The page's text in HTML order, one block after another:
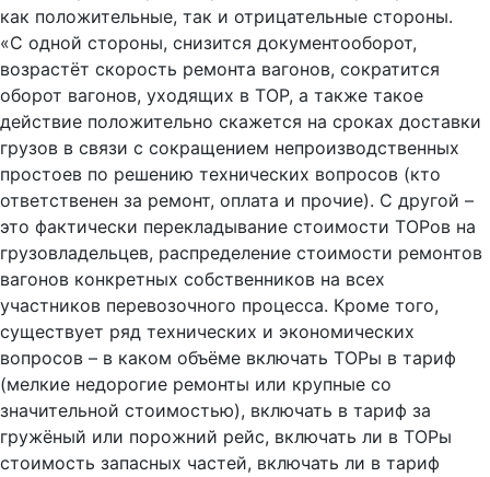
как положительные, так и отрицательные стороны.
«С одной стороны, снизится документооборот,
возрастёт скорость ремонта вагонов, сократится
оборот вагонов, уходящих в ТОР, а также такое
действие положительно скажется на сроках доставки
грузов в связи с сокращением непроизводственных
простоев по решению технических вопросов (кто
ответственен за ремонт, оплата и прочие). С другой –
это фактически перекладывание стоимости ТОРов на
грузовладельцев, распределение стоимости ремонтов
вагонов конкретных собственников на всех
участников перевозочного процесса. Кроме того,
существует ряд технических и экономических
вопросов – в каком объёме включать ТОРы в тариф
(мелкие недорогие ремонты или крупные со
значительной стоимостью), включать в тариф за
гружёный или порожний рейс, включать ли в ТОРы
стоимость запасных частей, включать ли в тариф